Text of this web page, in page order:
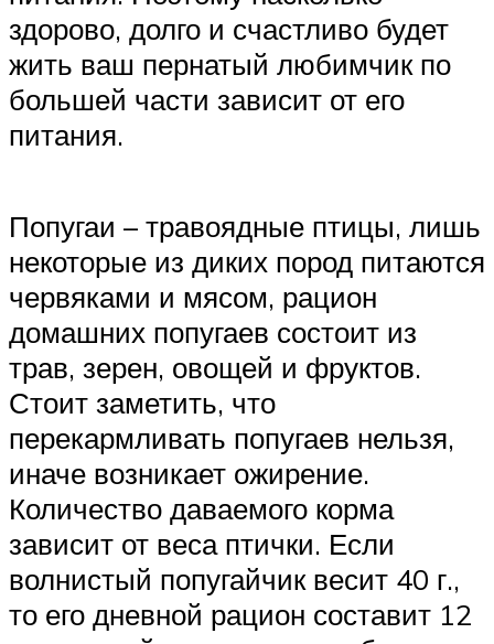
здорово, долго и счастливо будет
жить ваш пернатый любимчик по
большей части зависит от его
питания.
Попугаи – травоядные птицы, лишь
некоторые из диких пород питаются
червяками и мясом, рацион
домашних попугаев состоит из
трав, зерен, овощей и фруктов.
Стоит заметить, что
перекармливать попугаев нельзя,
иначе возникает ожирение.
Количество даваемого корма
зависит от веса птички. Если
волнистый попугайчик весит 40 г.,
то его дневной рацион составит 12